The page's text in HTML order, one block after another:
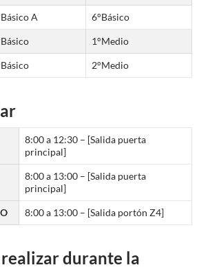
A 6°Básico
1°Medio
2°Medio
8:00 a 12:30 – [Salida puerta
principal]
8:00 a 13:00 – [Salida puerta
principal]
8:00 a 13:00 – [Salida portón Z4]
durante la